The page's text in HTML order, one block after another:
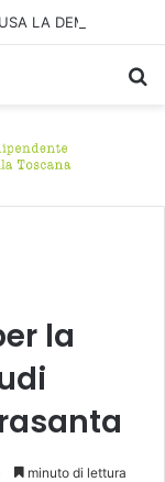
la
minuto di lettura